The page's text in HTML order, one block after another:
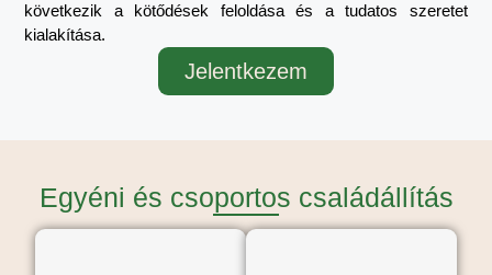
következik a kötődések feloldása és a tudatos szeretet
kialakítása.
Jelentkezem
Egyéni és csoportos családállítás